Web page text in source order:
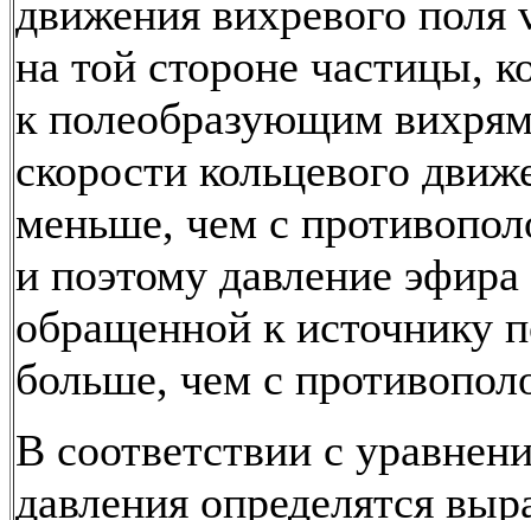
движения вихревого поля
на той стороне частицы,
к полеобразующим
скорости кольцевого
меньше, чем с
и поэтому давление эфира
обращенной к источнику
больше, чем с
В соответствии с
давления определятся